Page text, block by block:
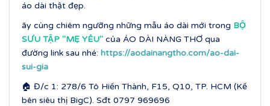
áo dài thật đẹp.
ãy cùng chiêm ngưỡng những mẫu áo dài mới trong BỘ
SƯU TẬP ''MẸ YÊU'' của ÁO DÀI NÀNG THƠ qua
đường link sau nhé: https://aodainangtho.com/ao-dai-
sui-gia
🏠 Đ/c 1: 278/6 Tô Hiến Thành, F15, Q10, TP. HCM (Kế
bên siêu thị BigC). Sđt 0797 969696